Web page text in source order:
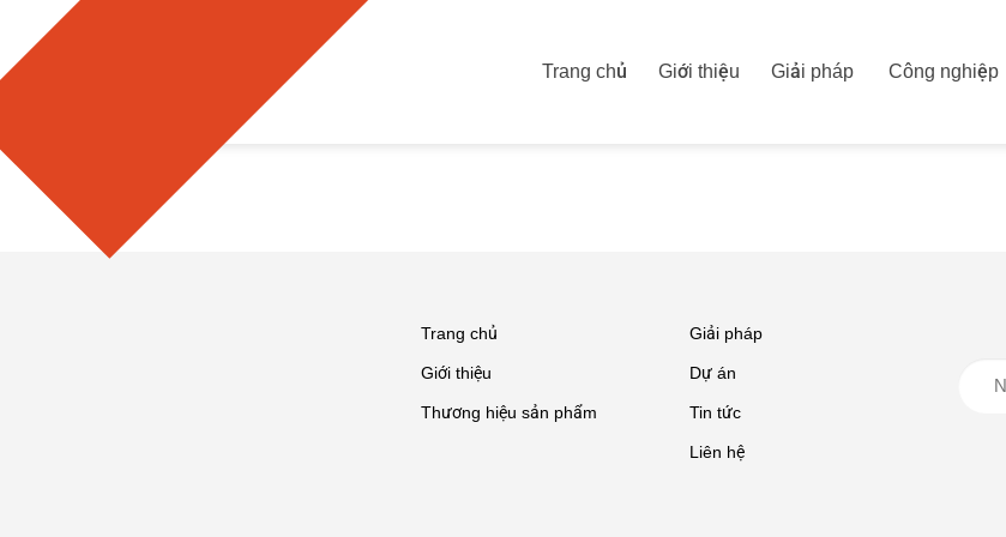
nội
Trang chủ Giới thiệu Giải pháp Công nghiệp
Trang chủ
Giới thiệu
Thương hiệu sản phẩm
Giải pháp
Dự án
Tin tức
Liên hệ